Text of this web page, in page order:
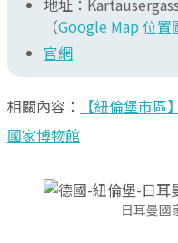
地址：
（Google Map 位置
官網
相關內容：
【紐倫堡市
國家博物館
日耳曼國